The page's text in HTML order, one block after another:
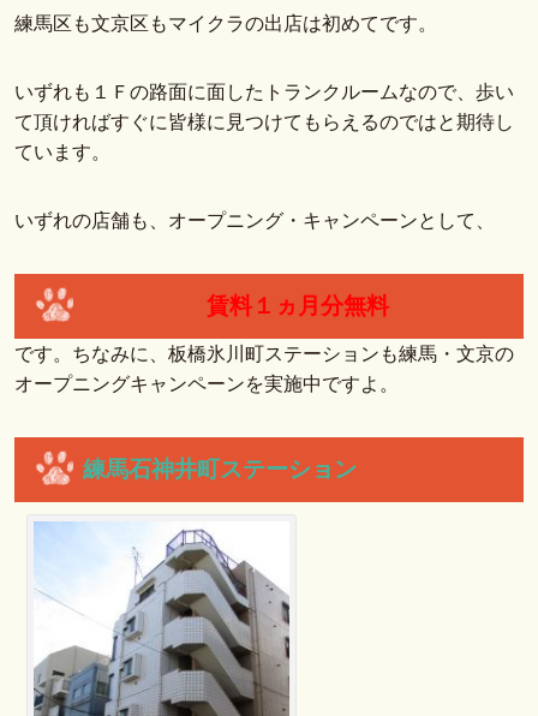
練馬区も文京区もマイクラの出店は初めてです。
いずれも１Ｆの路面に面したトランクルームなので、歩い
て頂ければすぐに皆様に見つけてもらえるのではと期待し
ています。
いずれの店舗も、オープニング・キャンペーンとして、
賃料１ヵ月分無料
です。ちなみに、板橋氷川町ステーションも練馬・文京の
オープニングキャンペーンを実施中ですよ。
練馬石神井町ステーション